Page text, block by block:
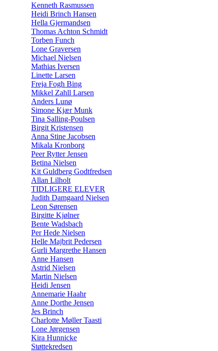
Kenneth Rasmussen
Heidi Brinch Hansen
Hella Gjermandsen
Thomas Achton Schmidt
Torben Funch
Lone Graversen
Michael Nielsen
Mathias Iversen
Linette Larsen
Freja Fogh Bing
Mikkel Zahll Larsen
Anders Lunø
Simone Kjær Munk
Tina Salling-Poulsen
Birgit Kristensen
Anna Stine Jacobsen
Mikala Kronborg
Peer Rytter Jensen
Betina Nielsen
Kit Guldberg Godtfredsen
Allan Lilholt
TIDLIGERE ELEVER
Judith Damgaard Nielsen
Leon Sørensen
Birgitte Kjølner
Bente Wadsbach
Per Hede Nielsen
Helle Majbrit Pedersen
Gurli Margrethe Hansen
Anne Hansen
Astrid Nielsen
Martin Nielsen
Heidi Jensen
Annemarie Haahr
Anne Dorthe Jensen
Jes Brinch
Charlotte Møller Taasti
Lone Jørgensen
Kira Hunnicke
Støttekredsen